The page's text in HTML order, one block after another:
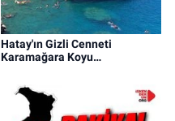
Hatay'ın Gizli Cenneti
Karamağara Koyu…